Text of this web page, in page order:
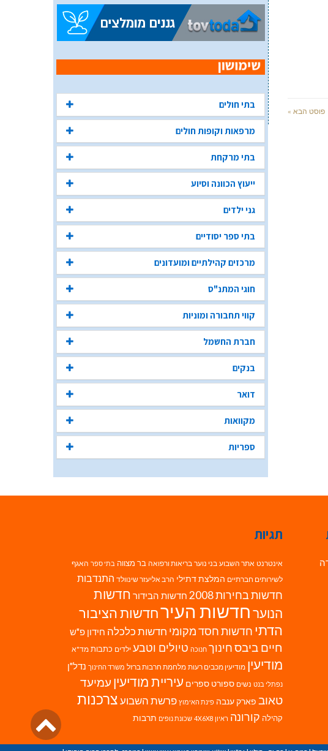
פוסט הבא »
בתי חולים
מרפאות וקופות חולים
בתי מרקחת
ייעוץ הכוונה וסיוע
גני ילדים
בתי ספר יסודיים
מרכזים קהילתיים ומועדונים
חוגי המתנ"ס
קווי תחבורה ומוניות
חברת החשמל
בנקים
דואר
מקוואות
ספריות
תגיות
אינטרנט אתר השבוע בני נוער בריאות ורפואה בר מצווה בתי ספר האגף
לשירותים חברתיים המלצת דתילי הרב אליעזר שינוולד התנדבות
חדשות בחירות 2008 חדשות הבידור חדשות
הנוערחדשות העירחדשות הציבור
הדתי חדשות חסד מקומי חדשות כלכלה חידון פ"ש
חיים ביבסחינוך חנוכה טיולים וטבע ילדים כתבות מד"א
מודיעין מודיעין מכבים רעות מלחמת חרבות ברזל משרד החינוך נדל"ן
נפתלי בנט נשים ספורט ספרים עיריית מודיעין עמיעד
טאוב פארק ענבה פינת האימוץ פרשת השבועצרכנות
קהילה קורונה ראיון 4X6X8 שכונת נופים תרבות